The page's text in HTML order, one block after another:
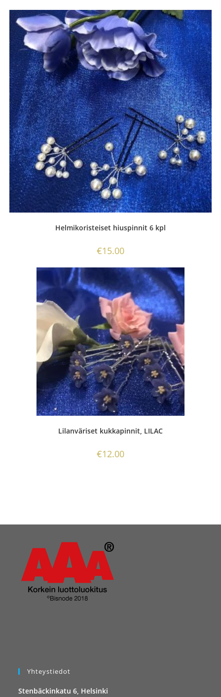
Helmikoristeiset hiuspinnit 6 kpl
€15.00
Lilanväriset kukkapinnit, LILAC
€12.00
Yhteystiedot
Stenbäckinkatu 6, Helsinki